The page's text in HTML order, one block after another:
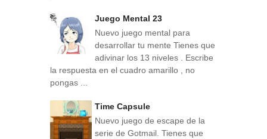
Juego Mental 23
Nuevo juego mental para
desarrollar tu mente Tienes que
adivinar los 13 niveles . Escribe
la respuesta en el cuadro amarillo , no
pongas ...
Time Capsule
Nuevo juego de escape de la
serie de Gotmail. Tienes que